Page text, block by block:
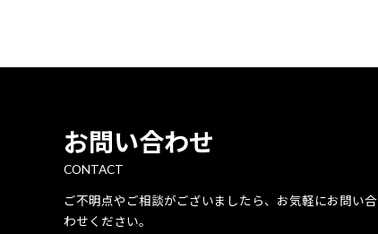
お問い合わせ
CONTACT
ご不明点やご相談がございましたら、お気軽にお問い合
わせください。